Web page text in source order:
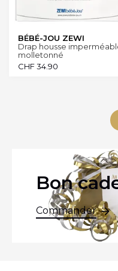
BÉBÉ-JOU ZEWI
Drap housse
molletonné
CHF34.90
Bon
Commander